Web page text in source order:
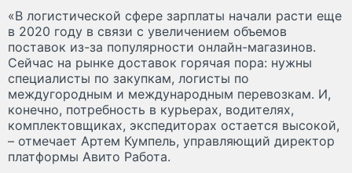
«В логистической сфере зарплаты начали расти еще
в 2020 году в связи с увеличением объемов
поставок из-за популярности онлайн-магазинов.
Сейчас на рынке доставок горячая пора: нужны
специалисты по закупкам, логисты по
междугородным и международным перевозкам. И,
конечно, потребность в курьерах, водителях,
комплектовщиках, экспедиторах остается высокой,
– отмечает Артем Кумпель, управляющий директор
платформы Авито Работа.